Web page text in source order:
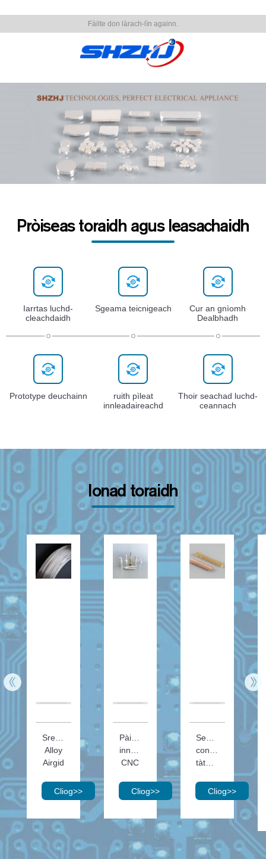
Fàilte don làrach-lìn againn.
Pròiseas toraidh agus leasachaidh
Iarrtas luchd-
cleachdaidh
Sgeama teicnigeach
Cur an gnìomh
Dealbhadh
Prototype deuchainn
ruith pìleat
innleadaireachd
Thoir seachad luchd-
ceannach
Ionad toraidh
Sreangan
Alloy
Airgid
Cliog>>
Pàirtean
inneal
CNC
Cliog>>
Seanadh
conaltraidh
Cliog>>